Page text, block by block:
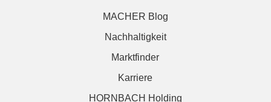
MACHER Blog
Nachhaltigkeit
Marktfinder
Karriere
HORNBACH Holding